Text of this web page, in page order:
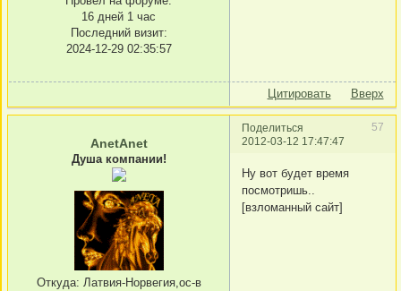
16 дней 1 час
Последний визит:
2024-12-29 02:35:57
Цитировать Вверх
Поделиться
57
2012-03-12 17:47:47
AnetAnet
Душа компании!
Откуда: Латвия-Норвегия,ос-в
Ну вот будет время
посмотришь..
[взломанный сайт]